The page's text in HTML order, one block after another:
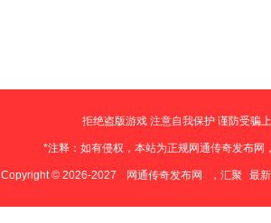
拒绝盗版游戏 注意自我保护 谨防受骗
*注释：如有侵权，本站为正规网通传奇发布
Copyright © 2026-2027 网通传奇发布网 ，汇聚 最